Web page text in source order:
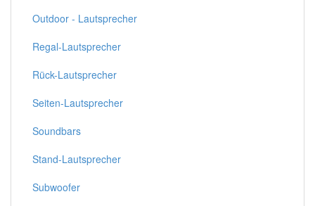
Outdoor - Lautsprecher
Regal-Lautsprecher
Rück-Lautsprecher
Seiten-Lautsprecher
Soundbars
Stand-Lautsprecher
Subwoofer